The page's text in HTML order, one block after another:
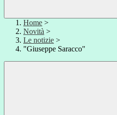
Home >
Novità >
Le notizie >
"Giuseppe Saracco"